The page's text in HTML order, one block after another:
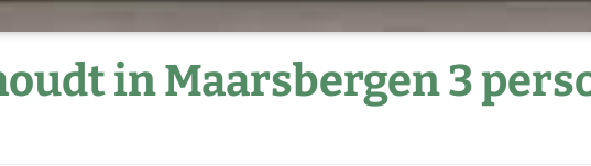
in Maarsbergen 3